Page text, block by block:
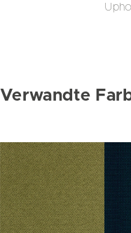
Verwandte